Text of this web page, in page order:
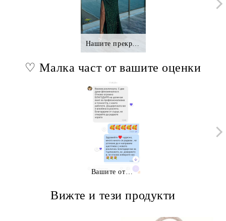
♡ Малка част от вашите оценки
Вижте и тези продукти